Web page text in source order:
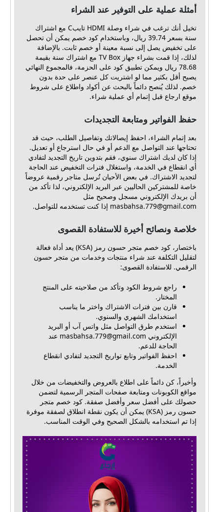
أمثلة عملية على التوفير عند الشراء
تخيل أنك ترغب في شراء وصلة HDMI تايبC مع اشتراك
سنة بسعر 39.74 ريال، وباستخدام كود خصم يمكن أن تحصل
على تخفيض يصل إلى نسبة معينة أو خصم ثابت. بالإضافة
لذلك، إذا قمت بشراء جهاز TV Box مع اشتراك سنة بقيمة
78.68 ريال ويمكن تطبيق كود على الحزمة، فالمجموع النهائي
يصبح أقل بكثير مما لو اشتريت كل عنصر على حدة بدون
خصم. لذلك يُنصح دائماً بالبحث عن أكواد واطلاع على شروط
موقع ارجاع قبل إتمام أي عملية شراء.
حفظ الفواتير ومتابعة التجديدات
بعد إتمام الشراء، احفظ إيصالاتك وتفاصيل الطلب، حيث قد
تحتاجها عند التواصل مع الدعم أو في حال استرجاع أو تعديل.
إذا كان لديك اشتراك سنوي، فقم بتدوين تاريخ التجديد لتفادي
أي انقطاع في الخدمة، واستغلال فترات التخفيض عند الحاجة
لتجديد الاشتراك. في بعض الأحيان تُرسل متاجر رقمية عروضاً
خاصة للمشتركين الحاليين عبر البريد الإلكتروني، لذا تأكد من
أن بريدك الإلكتروني مسجل وصحيح مثل
masbahsa.779@gmail.comإذا كنت تستخدمه للتواصل.
خلاصة ونصائح أخيرة للاستفادة القصوى
باختصار، كود خصم متجر حسون رمز (KSA) يعد أداة فعالة
لتقليل التكلفة عند شراء منتجات وخدمات من متجر حسون
الرقمي. للاستفادة القصوى:
راجع شروط الكود وتأكد من صلاحيته على المنتج
المختار.
قارن بين فترات الاشتراك واختر ما يناسب
استخدامك الشهري والسنوي.
استخدم طرق التواصل مثل واتس آب أو البريد
الإلكتروني masbahsa.779@gmail.comعند
الحاجة للدعم.
احفظ الفواتير وتابع تواريخ التجديد لتفادي انقطاع
الخدمة.
وأخيراً، كن دائماً على اطلاع بالعروض والتخفيضات من خلال
مواقع الكوبونات ومتابعة صفحات المتجر الرسمية لتضمن
حصولك على أفضل سعر وأفضل صفقة. كود خصم متجر
حسون رمز (KSA) يمكن أن يكون نقطة انطلاق لصفقة موفرة
إذا تم استخدامه بالشكل الصحيح وفي الوقت المناسب.